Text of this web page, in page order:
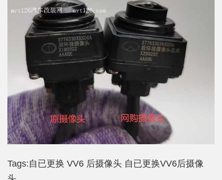
Tags:自已更换 VV6 后摄像头 自已更换VV6后摄像